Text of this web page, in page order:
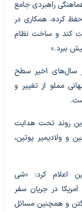
راهبردی جامع
کرده، همکاری در
کند و ساخت نظام
ببرد.»
سال‌های اخیر سطح
مملو از تغییر و
روند تحت هدایت
و ولادیمیر پوتین،
اعلام کرد: «شی
در جریان سفر
و همچنین مسائل